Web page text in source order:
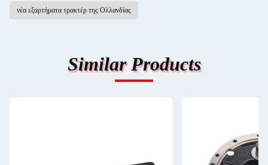
νέα εξαρτήματα τρακτέρ της Ολλανδίας
Similar Products